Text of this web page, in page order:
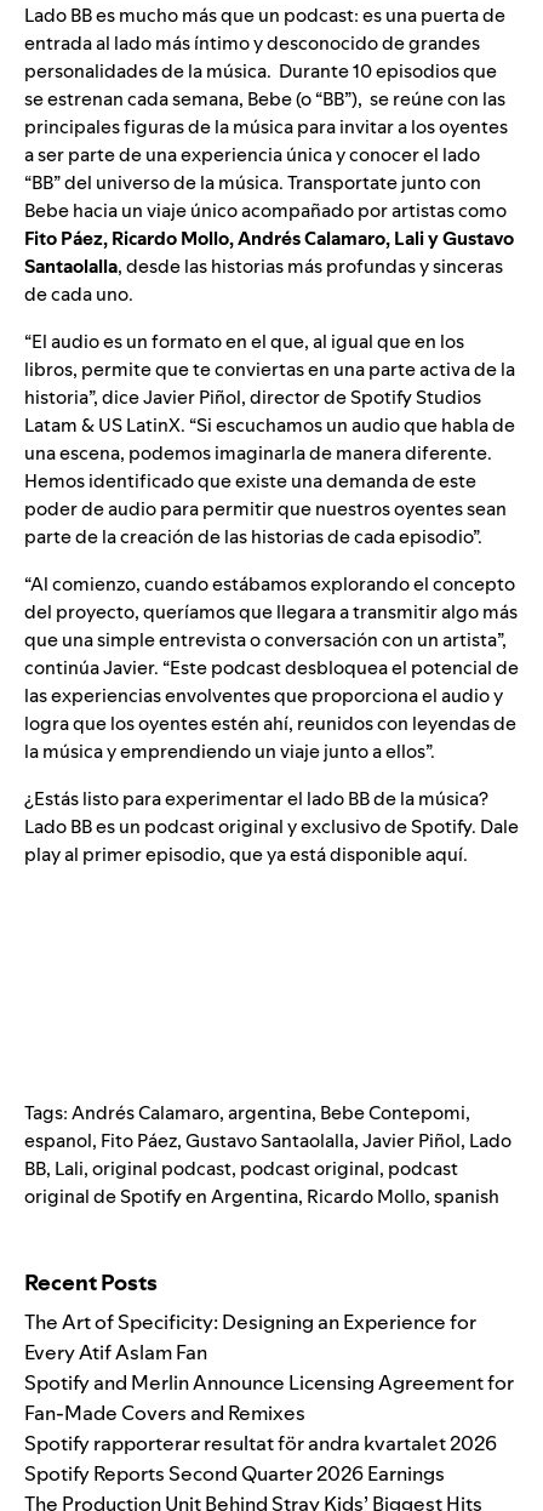
Lado BB es mucho más que un podcast: es una puerta de
entrada al lado más íntimo y desconocido de grandes
personalidades de la música. Durante 10 episodios que
se estrenan cada semana, Bebe (o “BB”), se reúne con las
principales figuras de la música para invitar a los oyentes
a ser parte de una experiencia única y conocer el lado
“BB” del universo de la música. Transportate junto con
Bebe hacia un viaje único acompañado por artistas como
Fito Páez,Ricardo Mollo,Andrés Calamaro,LaliyGustavo
Santaolalla, desde las historias más profundas y sinceras
de cada uno.
“El audio es un formato en el que, al igual que en los
libros, permite que te conviertas en una parte activa de la
historia”, dice Javier Piñol, director de Spotify Studios
Latam & US LatinX. “Si escuchamos un audio que habla de
una escena, podemos imaginarla de manera diferente.
Hemos identificado que existe una demanda de este
poder de audio para permitir que nuestros oyentes sean
parte de la creación de las historias de cada episodio”.
“Al comienzo, cuando estábamos explorando el concepto
del proyecto, queríamos que llegara a transmitir algo más
que una simple entrevista o conversación con un artista”,
continúa Javier. “Este podcast desbloquea el potencial de
las experiencias envolventes que proporciona el audio y
logra que los oyentes estén ahí, reunidos con leyendas de
la música y emprendiendo un viaje junto a ellos”.
¿Estás listo para experimentar el lado BB de la música?
Lado BB es un podcast original y exclusivo de Spotify. Dale
play al primer episodio, que ya está disponible aquí.
Tags:Andrés Calamaro,argentina, Bebe Contepomi,
espanol, Fito Páez,Gustavo Santaolalla,Javier Piñol, Lado
BB, Lali,original podcast, podcast original, podcast
original de Spotify en Argentina, Ricardo Mollo,spanish
Recent Posts
The Art of Specificity: Designing an Experience for
Every Atif Aslam Fan
Spotify and Merlin Announce Licensing Agreement for
Fan-Made Covers and Remixes
Spotify rapporterar resultat för andra kvartalet 2026
Spotify Reports Second Quarter 2026 Earnings
The Production Unit Behind Stray Kids’ Biggest Hits